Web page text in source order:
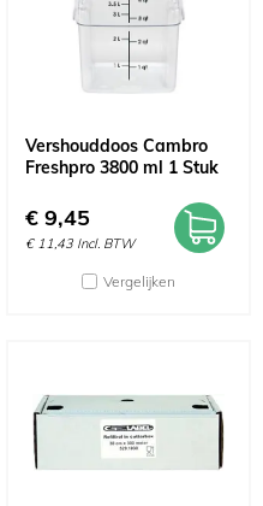
Vershouddoos Cambro
Freshpro 3800 ml 1 Stuk
€ 9,45
€ 11,43 Incl. BTW
Vergelijken